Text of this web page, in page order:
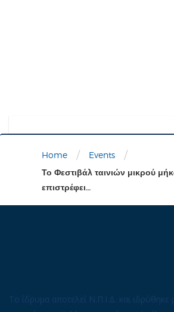
Home / Events /
Το Φεστιβάλ ταινιών μικρού
επιστρέφει…
Το ίδρυμα αποτελεί Ν.Π.Ι.Δ. και